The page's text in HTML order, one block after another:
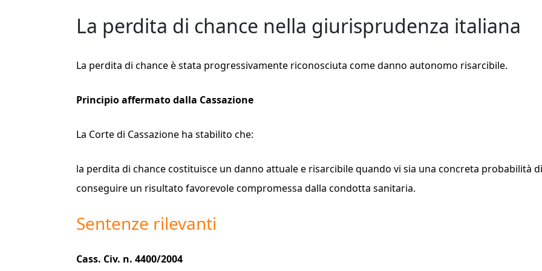
La perdita di chance nella giurisprudenza italiana
La perdita di chance è stata progressivamente riconosciuta come danno autonomo risarcibile.
Principio affermato dalla Cassazione
La Corte di Cassazione ha stabilito che:
la perdita di chance costituisce un danno attuale e risarcibile quando vi sia una concreta probabilità di
conseguire un risultato favorevole compromessa dalla condotta sanitaria.
Sentenze rilevanti
Cass. Civ. n. 4400/2004